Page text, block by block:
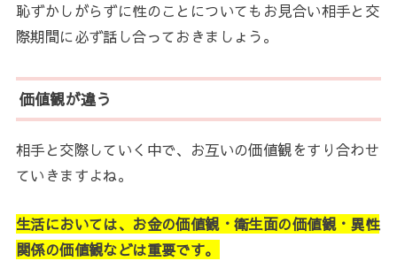
恥ずかしがらずに性のことについてもお見合い相手と交
際期間に必ず話し合っておきましょう。
価値観が違う
相手と交際していく中で、お互いの価値観をすり合わせ
ていきますよね。
生活においては、お金の価値観・衛生面の価値観・異性
関係の価値観などは重要です。